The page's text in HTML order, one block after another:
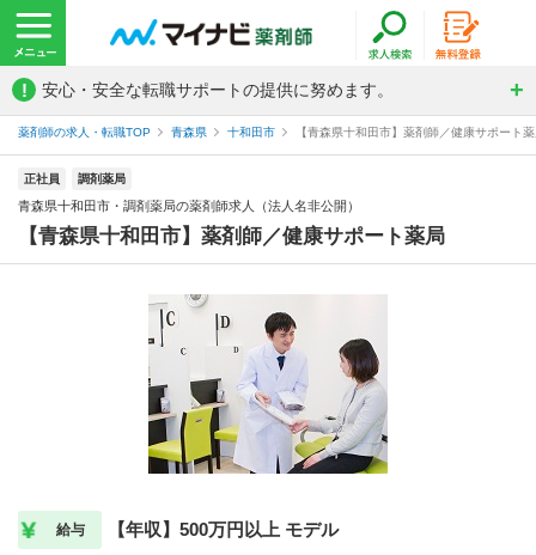
! 安心・安全な転職サポートの提供に努めます。
薬剤師の求人・転職TOP 青森県 十和田市 【青森県十和田市】薬剤師／健康サポート
正社員 調剤薬局
青森県十和田市・調剤薬局の薬剤師求人（法人名非公開）
【青森県十和田市】薬剤師／健康サポート薬局
給与 【年収】500万円以上 モデル